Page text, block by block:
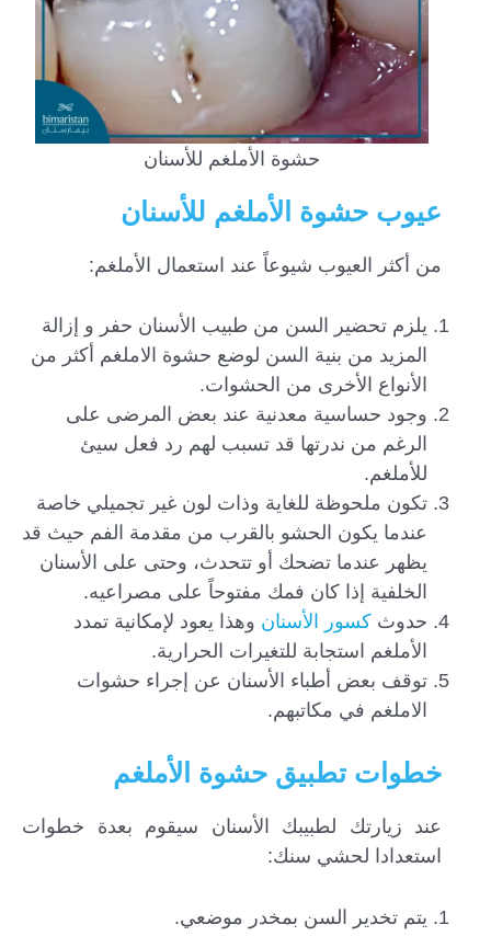
حشوة الأملغم للأسنان
عيوب حشوة الأملغم للأسنان
من أكثر العيوب شيوعاً عند استعمال الأملغم:
يلزم تحضير السن من طبيب الأسنان حفر و إزالة
المزيد من بنية السن لوضع حشوة الاملغم أكثر من
الأنواع الأخرى من الحشوات.
وجود حساسية معدنية عند بعض المرضى على
الرغم من ندرتها قد تسبب لهم رد فعل سيئ
للأملغم.
تكون ملحوظة للغاية وذات لون غير تجميلي خاصة
عندما يكون الحشو بالقرب من مقدمة الفم حيث قد
يظهر عندما تضحك أو تتحدث، وحتى على الأسنان
الخلفية إذا كان فمك مفتوحاً على مصراعيه.
حدوث كسور الأسنان وهذا يعود لإمكانية تمدد
الأملغم استجابة للتغيرات الحرارية.
توقف بعض أطباء الأسنان عن إجراء حشوات
الاملغم في مكاتبهم.
خطوات تطبيق حشوة الأملغم
عند زيارتك لطبيبك الأسنان سيقوم بعدة خطوات
استعدادا لحشي سنك:
يتم تخدير السن بمخدر موضعي.